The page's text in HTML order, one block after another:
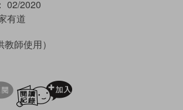
02/2020
有道
教師使用）
試閲